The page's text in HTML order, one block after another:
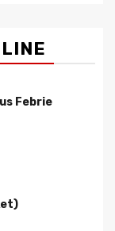
Febrie